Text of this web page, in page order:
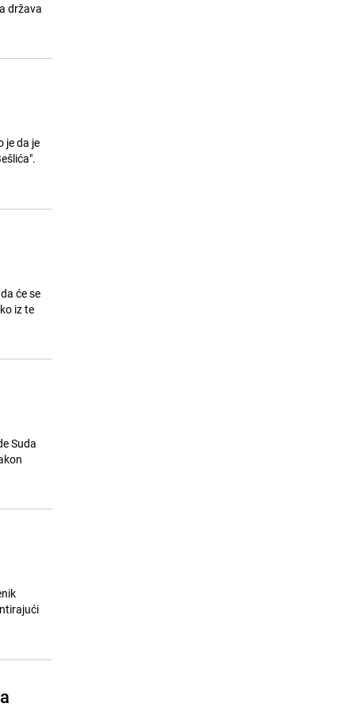
država
je da je
će se
iz te
Suda